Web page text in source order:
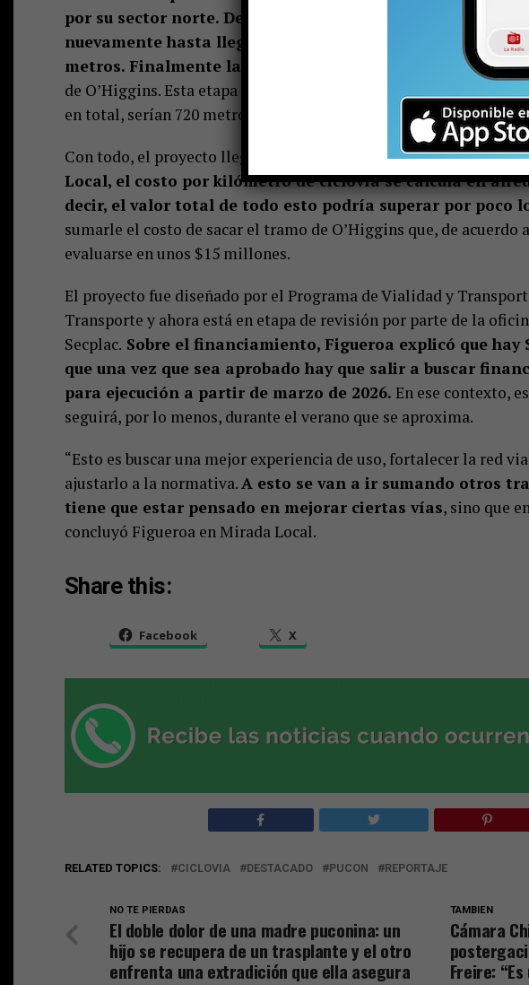
por su sector norte. Desde ahí avanza hasta llegar a
nuevamente hasta llegar a Variante Internacional donde
metros. Finalmente la de Pedro de Valdivia que sería, en
de O’Higgins. Esta etapa partiría en Colo Colo y terminaría en
en total, serían 720 metros.
Con todo, el proyecto llega a los 2.080 metros.De acuerdo a lo
Local, el costo por kilómetro de ciclovía se calcula en
decir, el valor total de todo esto podría superar por poco
sumarle el costo de sacar el tramo de O’Higgins que, de
evaluarse en unos $15 millones.
El proyecto fue diseñado por el Programa de Vialidad y
Transporte y ahora está en etapa de revisión por parte de la
Secplac. Sobre el financiamiento, Figueroa explicó que hay
que una vez que sea aprobado hay que salir a buscar
para ejecución a partir de marzo de 2026. En ese contexto,
seguirá, por lo menos, durante el verano que se aproxima.
“Esto es buscar una mejor experiencia de uso, fortalecer la red
ajustarlo a la normativa. A esto se van a ir sumando otros
tiene que estar pensado en mejorar ciertas vías, sino que
concluyó Figueroa en Mirada Local.
Share this:
Facebook X
RELATED TOPICS: CICLOVIA DESTACADO PUCON REPORTAJE
TAMBIEN
Cámara
Freire:
NO TE PIERDAS
El doble dolor de una madre puconina: un
hijo se recupera de un trasplante y el otro
enfrenta una extradición que ella asegura